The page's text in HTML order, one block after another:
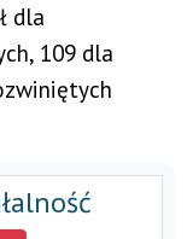
dla
109 dla